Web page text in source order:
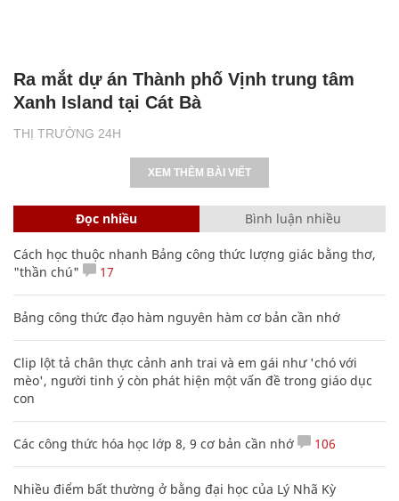
THỊ TRƯỜNG 24H
Ra mắt dự án Thành phố Vịnh trung tâm
Xanh Island tại Cát Bà
XEM THÊM BÀI VIẾT
Đọc nhiều Bình luận nhiều
Cách học thuộc nhanh Bảng công thức lượng giác bằng thơ,
"thần chú"
17
Bảng công thức đạo hàm nguyên hàm cơ bản cần nhớ
Clip lột tả chân thực cảnh anh trai và em gái như 'chó với
mèo', người tinh ý còn phát hiện một vấn đề trong giáo dục
con
Các công thức hóa học lớp 8, 9 cơ bản cần nhớ 106
Nhiều điểm bất thường ở bằng đại học của Lý Nhã Kỳ